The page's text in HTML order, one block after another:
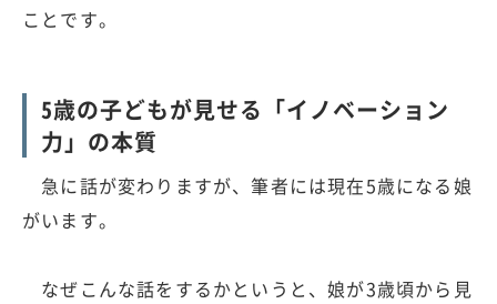
ことです。
5歳の子どもが見せる「イノベーション
力」の本質
急に話が変わりますが、筆者には現在5歳になる娘
がいます。
なぜこんな話をするかというと、娘が3歳頃から見